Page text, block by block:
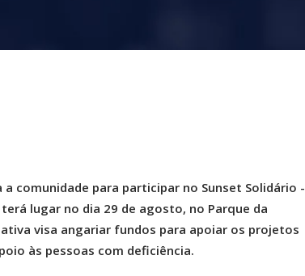
a comunidade para participar no Sunset Solidário -
lugar no dia 29 de agosto, no Parque da
visa angariar fundos para apoiar os projetos
às pessoas com deficiência.